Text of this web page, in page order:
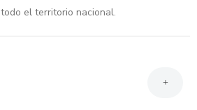
el territorio nacional.
+